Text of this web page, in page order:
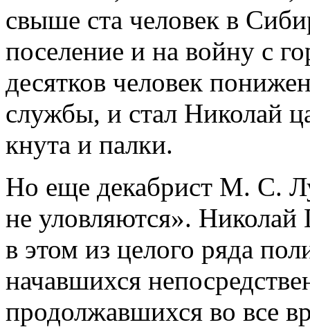
свыше ста человек в
поселение и на войну с
десятков человек
службы, и стал Николай
кнута и палки.
Но еще декабрист М. С.
не уловляются». Николай
в этом из целого ряда
начавшихся
продолжавшихся во все